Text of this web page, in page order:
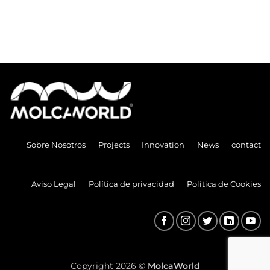
contact
News
Innovation
Projects
Sobre Nosotros
Política de Cookies
Política de privacidad
Aviso Legal
Copyright 2026 © MolcaWorld